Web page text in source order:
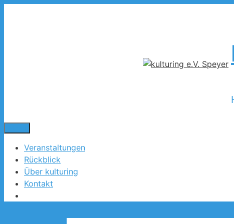
Veranstaltungen
Rückblick
Über kulturing
Kontakt